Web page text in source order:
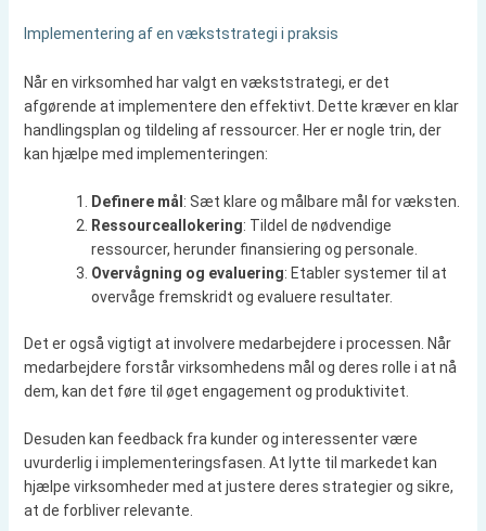
Implementering af en vækststrategi i praksis
Når en virksomhed har valgt en vækststrategi, er det
afgørende at implementere den effektivt. Dette kræver en klar
handlingsplan og tildeling af ressourcer. Her er nogle trin, der
kan hjælpe med implementeringen:
Definere mål : Sæt klare og målbare mål for væksten.
Ressourceallokering: Tildel de nødvendige
ressourcer, herunder finansiering og personale.
Overvågning og evaluering: Etabler systemer til at
overvåge fremskridt og evaluere resultater.
Det er også vigtigt at involvere medarbejdere i processen. Når
medarbejdere forstår virksomhedens mål og deres rolle i at nå
dem, kan det føre til øget engagement og produktivitet.
Desuden kan feedback fra kunder og interessenter være
uvurderlig i implementeringsfasen. At lytte til markedet kan
hjælpe virksomheder med at justere deres strategier og sikre,
at de forbliver relevante.